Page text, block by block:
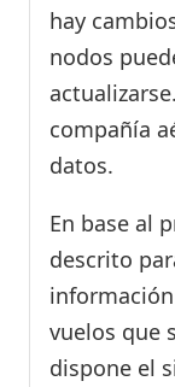
hay
nodos
compañía
datos.
En base al
descrito
vuelos que
dispone el